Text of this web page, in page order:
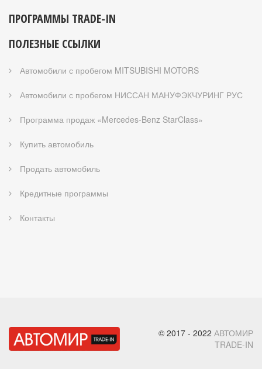
ПРОГРАММЫ TRADE-IN
ПОЛЕЗНЫЕ ССЫЛКИ
Автомобили с пробегом MITSUBISHI MOTORS
Автомобили с пробегом НИССАН МАНУФЭКЧУРИНГ РУС
Программа продаж «Mercedes-Benz StarClass»
Купить автомобиль
Продать автомобиль
Кредитные программы
Контакты
© 2017 - 2022 АВТОМИР
TRADE-IN